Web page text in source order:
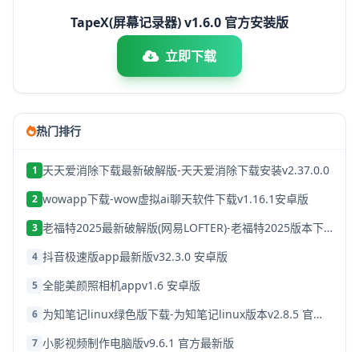
TapeX(屏幕记录器) v1.6.0 官方安装版
立即下载
热门排行
1 天天爱消除下载最新破解版-天天爱消除下载安装v2.37.0.0
2 wowapp下载-wow虚拟ai聊天软件下载v1.16.1安卓版
3 老福特2025最新破解版(网易LOFTER)-老福特2025版本下载v8.1.22
4 抖音极速版app最新版v32.3.0 安卓版
5 全能美颜照相机appv1.6 安卓版
6 为知笔记linux绿色版下载-为知笔记linux版本v2.8.5 官方破解版
7 小影视频制作电脑版v9.6.1 官方最新版